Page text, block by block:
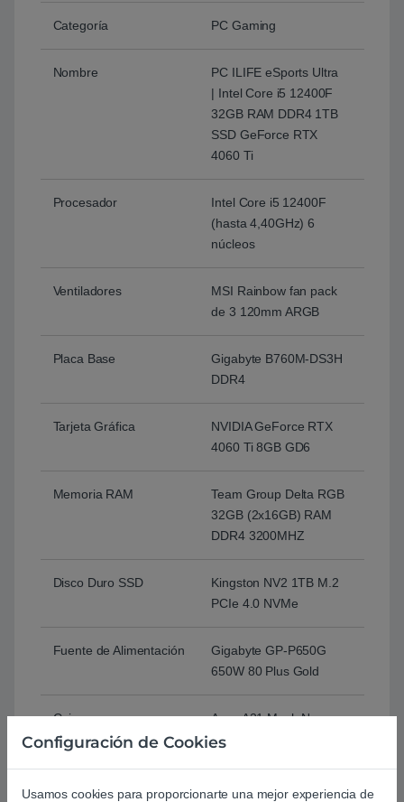
Categoría PC Gaming
Nombre
PC ILIFE eSports Ultra
| Intel Core i5 12400F
32GB RAM DDR4 1TB
SSD GeForce RTX
4060 Ti
Procesador
Intel Core i5 12400F
(hasta 4,40GHz) 6
núcleos
Ventiladores
MSI Rainbow fan pack
de 3 120mm ARGB
Placa Base
Gigabyte B760M-DS3H
DDR4
Tarjeta Gráfica
NVIDIA GeForce RTX
4060 Ti 8GB GD6
Memoria RAM
Team Group Delta RGB
32GB (2x16GB) RAM
DDR4 3200MHZ
Disco Duro SSD
Kingston NV2 1TB M.2
PCIe 4.0 NVMe
Fuente de Alimentación
Gigabyte GP-P650G
650W 80 Plus Gold
Caja
Asus A21 Mesh Negra
M-ATX Cristal
Configuración de Cookies
Usamos cookies para proporcionarte una mejor experiencia de